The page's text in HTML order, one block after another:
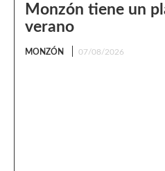
Monzón tiene un
verano
MONZÓN 07/08/2026